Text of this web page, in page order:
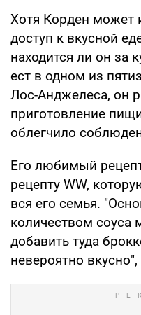
Хотя Корден может
доступ к вкусной
находится ли он за
ест в одном из
Лос-Анджелеса, он
приготовление
облегчило
Его любимый
рецепту WW,
вся его семья.
количеством соуса
добавить туда
невероятно